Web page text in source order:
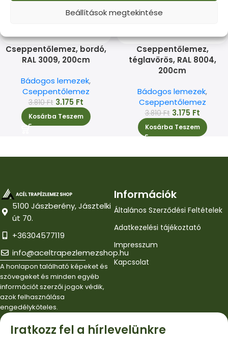
Beállítások megtekintése
Cseppentőlemez, bordó,
RAL 3009, 200cm
Bádogos lemezek,
Cseppentőlemez
3.810Ft 3.175 Ft
Kosárba Teszem
Cseppentőlemez,
téglavörös, RAL 8004,
200cm
Bádogos lemezek,
Cseppentőlemez
3.810Ft 3.175 Ft
Kosárba Teszem
5100 Jászberény, Jásztelki
út 70.
+36304577119
info@aceltrapezlemezshop.hu
A honlapon található képeket és
szövegeket és minden egyéb
információt szerzői jogok védik,
azok felhasználása
engedélyköteles.
Információk
Általános Szerződési Feltételek
Adatkezelési tájékoztató
Impresszum
Kapcsolat
Iratkozz fel a hírlevelünkre